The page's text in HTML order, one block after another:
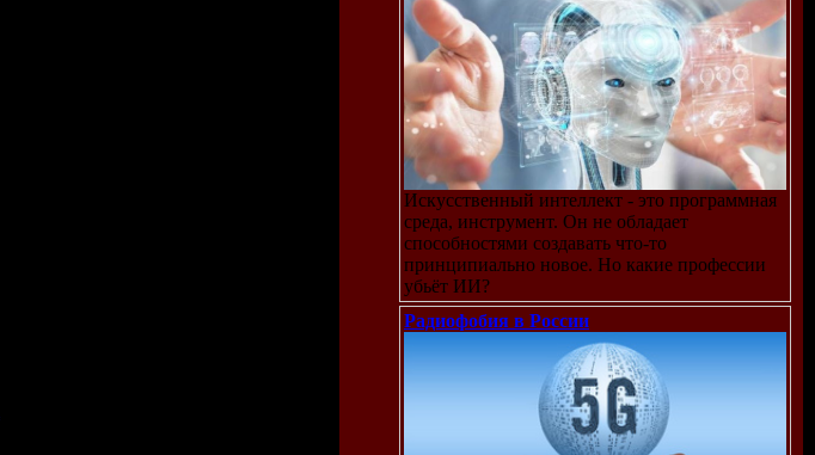
Искусственный интеллект - это программная
среда, инструмент. Он не обладает
способностями создавать что-то
принципиально новое. Но какие профессии
убьёт ИИ?
Радиофобия в России